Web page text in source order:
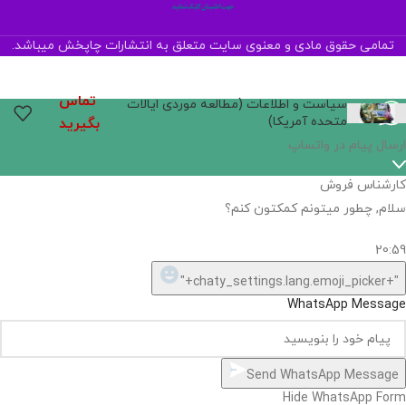
تمامی حقوق مادی و معنوی سایت متعلق به انتشارات چاپخش میباشد.
سیاست و اطلاعات (مطالعه موردی ایالات
متحده آمریکا)
تماس
بگیرید
ارسال پیام در واتساپ
کارشناس فروش
سلام, چطور میتونم کمکتون کنم؟
20:59
"+chaty_settings.lang.emoji_picker+"
WhatsApp Message
Send WhatsApp Message
Hide WhatsApp Form